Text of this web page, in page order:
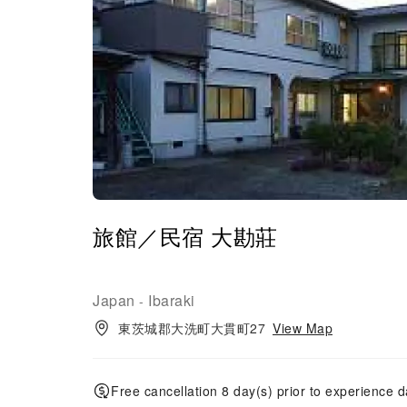
旅館／民宿 大勘莊
Japan - Ibaraki
東茨城郡大洗町大貫町27 View Map
Free cancellation 8 day(s) prior to experience